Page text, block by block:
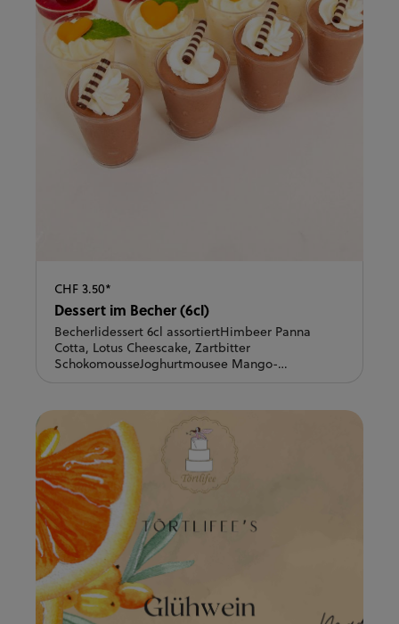
CHF 3.50*
Dessert im Becher (6cl)
Becherlidessert 6cl assortiertHimbeer Panna
Cotta, Lotus Cheescake, Zartbitter
SchokomousseJoghurtmousee Mango-